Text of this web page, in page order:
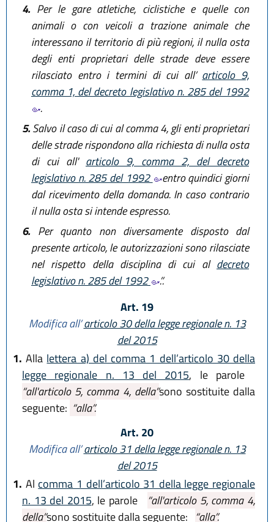
4.Per le gare atletiche, ciclistiche e quelle con
animali o con veicoli a trazione animale che
interessano il territorio di più regioni, il nulla osta
degli enti proprietari delle strade deve essere
rilasciato entro i termini di cui all’ articolo 9,
comma 1, del decreto legislativo n. 285 del 1992
.
5.Salvo il caso di cui al comma 4, gli enti proprietari
delle strade rispondono alla richiesta di nulla osta
di cui all' articolo 9, comma 2, del decreto
legislativo n. 285 del 1992
entro quindici giorni
dal ricevimento della domanda. In caso contrario
il nulla osta si intende espresso.
6.Per quanto non diversamente disposto dal
presente articolo, le autorizzazioni sono rilasciate
nel rispetto della disciplina di cui al decreto
legislativo n. 285 del 1992
.”.
Art. 19
Modifica all’articolo 30 della legge regionale n. 13
del 2015
1. Alla lettera a) del comma 1 dell’articolo 30 della
legge regionale n. 13 del 2015, le parole
“all'articolo 5, comma 4, della”sono sostituite dalla
seguente: “alla”.
Art. 20
Modifica all’articolo 31 della legge regionale n. 13
del 2015
1. Al comma 1 dell’articolo 31 della legge regionale
n. 13 del 2015, le parole “all'articolo 5, comma 4,
della”sono sostituite dalla seguente: “alla”.